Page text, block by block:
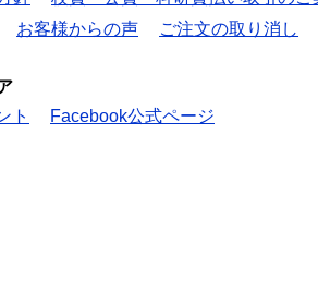
お客様からの声 ご注文の取り消し
ト
Facebook公式ページ